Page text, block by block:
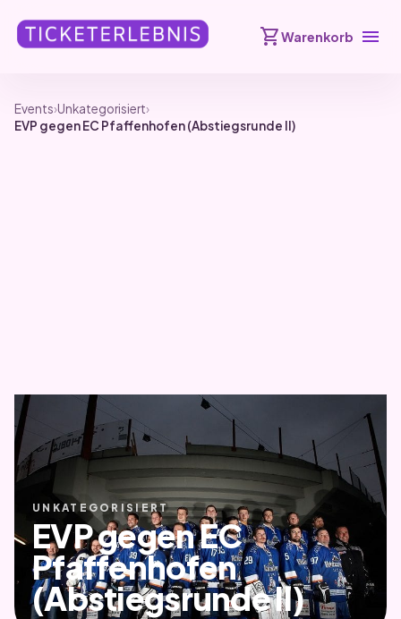
shopping_cartWarenkorb menu
Events›Unkategorisiert›
EVP gegen EC Pfaffenhofen (Abstiegsrunde II)
UNKATEGORISIERT
EVP gegen EC
Pfaffenhofen
(Abstiegsrunde II)